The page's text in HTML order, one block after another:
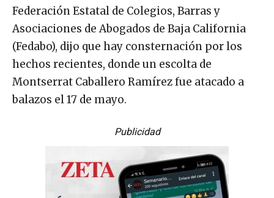
Federación Estatal de Colegios, Barras y
Asociaciones de Abogados de Baja California
(Fedabo), dijo que hay consternación por los
hechos recientes, donde un escolta de
Montserrat Caballero Ramírez fue atacado a
balazos el 17 de mayo.
Publicidad